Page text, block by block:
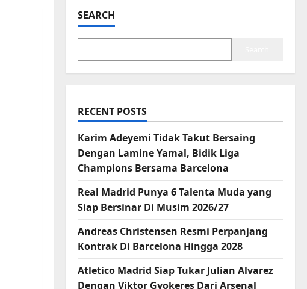
SEARCH
RECENT POSTS
Karim Adeyemi Tidak Takut Bersaing
Dengan Lamine Yamal, Bidik Liga
Champions Bersama Barcelona
Real Madrid Punya 6 Talenta Muda yang
Siap Bersinar Di Musim 2026/27
Andreas Christensen Resmi Perpanjang
Kontrak Di Barcelona Hingga 2028
Atletico Madrid Siap Tukar Julian Alvarez
Dengan Viktor Gyokeres Dari Arsenal